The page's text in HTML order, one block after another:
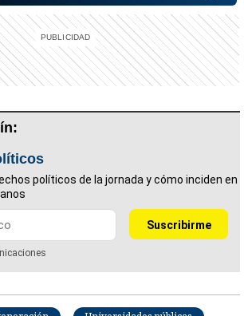
políticos de la jornada y cómo inciden en